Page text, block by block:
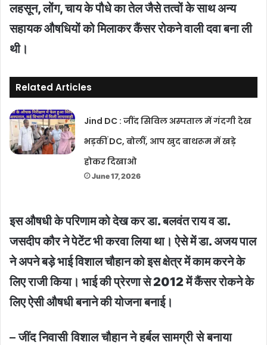
लहसून, लोंग, चाय के पौधे का तेल जैसे तत्वों के साथ अन्य
सहायक औषधियों को मिलाकर कैंसर रोकने वाली दवा बना ली
थी।
Related Articles
Jind DC : जींद सिविल अस्पताल में गंदगी देख
भड़कीं DC, बोलीं, आप खुद बाथरूम में खड़े
होकर दिखाओ
June 17, 2026
इस औषधी के परिणाम को देख कर डा. बलवंत राय व डा.
जसदीप कौर ने पेटेंट भी करवा लिया था। ऐसे में डा. अजय पाल
ने अपने बड़े भाई विशाल चौहान को इस क्षेत्र में काम करने के
लिए राजी किया। भाई की प्रेरणा से 2012 में कैंसर रोकने के
लिए ऐसी औषधी बनाने की योजना बनाई।
– जींद निवासी विशाल चौहान ने हर्बल सामग्री से बनाया